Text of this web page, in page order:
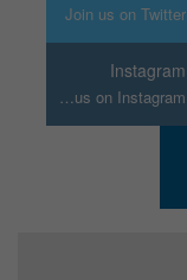
Join us on Twitter
Instagram
Join us on Instagram